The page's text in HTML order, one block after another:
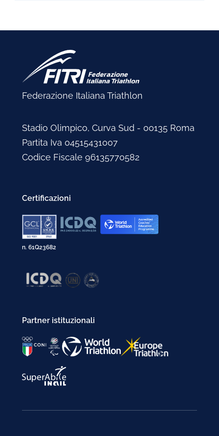
Federazione Italiana Triathlon
Stadio Olimpico, Curva Sud - 00135 Roma
Partita Iva 04515431007
Codice Fiscale 96135770582
Certificazioni
n. 61Q23682
Partner istituzionali